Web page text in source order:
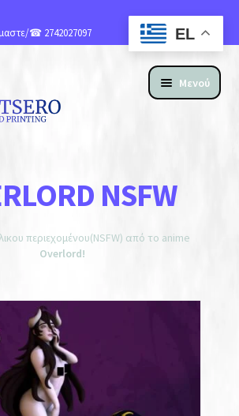
/☎ 2742027097
Μενού
Προϊόν
NSFW
περιεχομένου(NSFW) από το anime
Overlord!
EL